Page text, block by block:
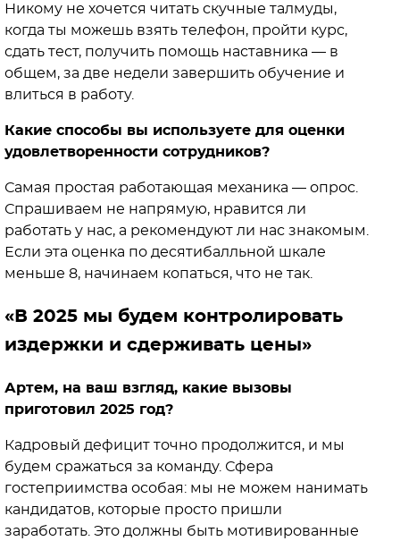
Никому не хочется читать скучные талмуды,
когда ты можешь взять телефон, пройти курс,
сдать тест, получить помощь наставника — в
общем, за две недели завершить обучение и
влиться в работу.
Какие способы вы используете для оценки
удовлетворенности сотрудников?
Самая простая работающая механика — опрос.
Спрашиваем не напрямую, нравится ли
работать у нас, а рекомендуют ли нас знакомым.
Если эта оценка по десятибалльной шкале
меньше 8, начинаем копаться, что не так.
«В 2025 мы будем контролировать
издержки и сдерживать цены»
Артем, на ваш взгляд, какие вызовы
приготовил 2025 год?
Кадровый дефицит точно продолжится, и мы
будем сражаться за команду. Сфера
гостеприимства особая: мы не можем нанимать
кандидатов, которые просто пришли
заработать. Это должны быть мотивированные